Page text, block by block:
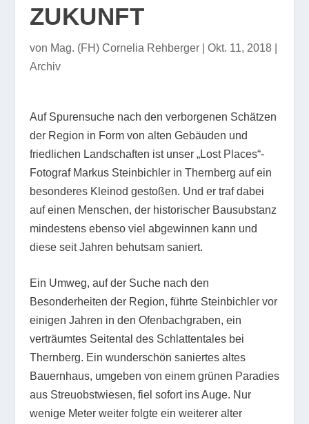
ZUKUNFT
von Mag. (FH) Cornelia Rehberger| Okt. 11, 2018|
Archiv
Auf Spurensuche nach den verborgenen Schätzen
der Region in Form von alten Gebäuden und
friedlichen Landschaften ist unser „Lost Places“-
Fotograf Markus Steinbichler in Thernberg auf ein
besonderes Kleinod gestoßen. Und er traf dabei
auf einen Menschen, der historischer Bausubstanz
mindestens ebenso viel abgewinnen kann und
diese seit Jahren behutsam saniert.
Ein Umweg, auf der Suche nach den
Besonderheiten der Region, führte Steinbichler vor
einigen Jahren in den Ofenbachgraben, ein
verträumtes Seitental des Schlattentales bei
Thernberg. Ein wunderschön saniertes altes
Bauernhaus, umgeben von einem grünen Paradies
aus Streuobstwiesen, fiel sofort ins Auge. Nur
wenige Meter weiter folgte ein weiterer alter